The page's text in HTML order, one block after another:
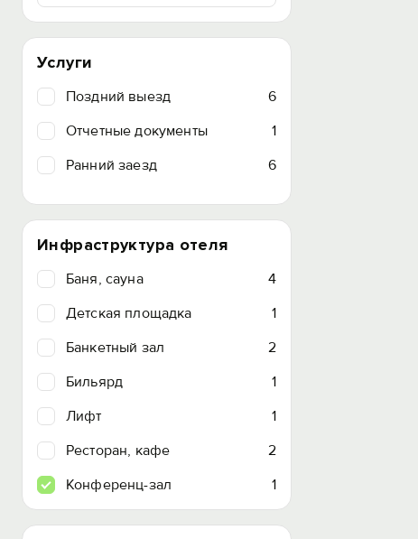
Услуги
Поздний выезд
6
Отчетные документы
1
Ранний заезд
6
Инфраструктура отеля
Баня, сауна
4
Детская площадка
1
Банкетный зал
2
Бильярд
1
Лифт
1
Ресторан, кафе
2
Конференц-зал
1